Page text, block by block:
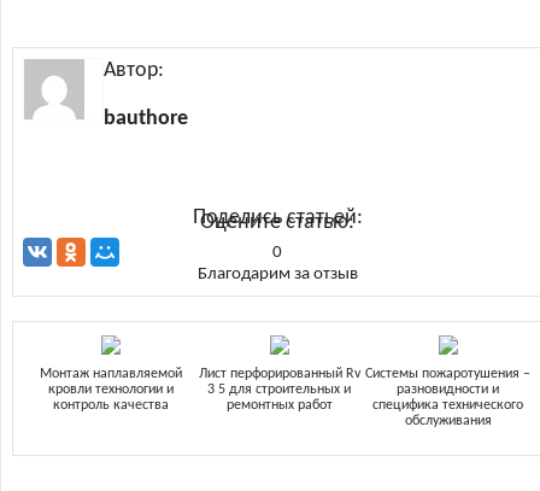
Автор:
bauthore
Поделись статьей:
Оцените статью:
0
Благодарим за отзыв
Монтаж наплавляемой
кровли технологии и
контроль качества
Лист перфорированный Rv
3 5 для строительных и
ремонтных работ
Системы пожаротушения –
разновидности и
специфика технического
обслуживания